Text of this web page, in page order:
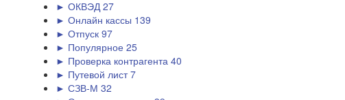
► ОКВЭД27
► Онлайн кассы 139
► Отпуск 97
► Популярное 25
► Проверка контрагента 40
► Путевой лист7
► СЗВ-М 32